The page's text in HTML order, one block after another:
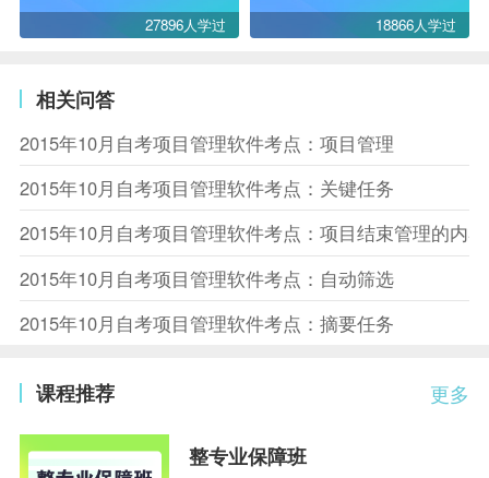
27896人学过 18866人学过
相关问答
2015年10月自考项目管理软件考点：项目管理
2015年10月自考项目管理软件考点：关键任务
2015年10月自考项目管理软件考点：项目结束管理的内容
2015年10月自考项目管理软件考点：自动筛选
2015年10月自考项目管理软件考点：摘要任务
更多
课程推荐
整专业保障班